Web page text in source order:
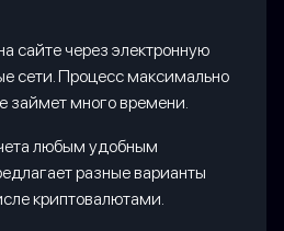
сайте через электронную
сети. Процесс максимально
займет много времени.
любым удобным
разные варианты
криптовалютами.